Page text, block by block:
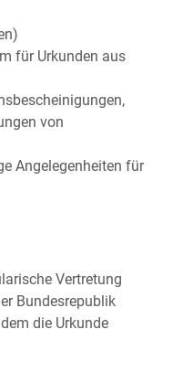
für Urkunden aus
von
Angelegenheiten für
Vertretung
Bundesrepublik
die Urkunde